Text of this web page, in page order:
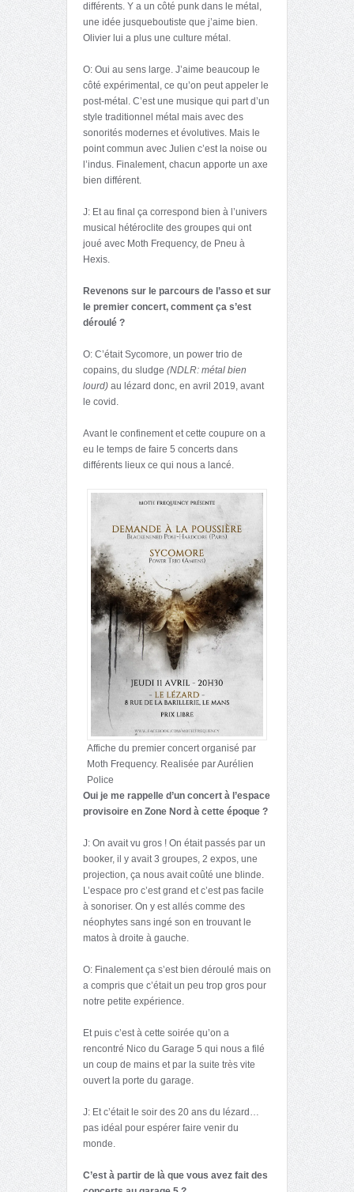
différents. Y a un côté punk dans le métal,
une idée jusqueboutiste que j’aime bien.
Olivier lui a plus une culture métal.
O: Oui au sens large. J’aime beaucoup le
côté expérimental, ce qu’on peut appeler le
post-métal. C’est une musique qui part d’un
style traditionnel métal mais avec des
sonorités modernes et évolutives. Mais le
point commun avec Julien c’est la noise ou
l’indus. Finalement, chacun apporte un axe
bien différent.
J: Et au final ça correspond bien à l’univers
musical hétéroclite des groupes qui ont
joué avec Moth Frequency, de Pneu à
Hexis.
Revenons sur le parcours de l’asso et sur
le premier concert, comment ça s’est
déroulé ?
O: C’était Sycomore, un power trio de
copains, du sludge (NDLR: métal bien
lourd) au lézard donc, en avril 2019, avant
le covid.
Avant le confinement et cette coupure on a
eu le temps de faire 5 concerts dans
différents lieux ce qui nous a lancé.
Affiche du premier concert organisé par
Moth Frequency. Realisée par Aurélien
Police
Oui je me rappelle d’un concert à l’espace
provisoire en Zone Nord à cette époque ?
J: On avait vu gros ! On était passés par un
booker, il y avait 3 groupes, 2 expos, une
projection, ça nous avait coûté une blinde.
L’espace pro c’est grand et c’est pas facile
à sonoriser. On y est allés comme des
néophytes sans ingé son en trouvant le
matos à droite à gauche.
O: Finalement ça s’est bien déroulé mais on
a compris que c’était un peu trop gros pour
notre petite expérience.
Et puis c’est à cette soirée qu’on a
rencontré Nico du Garage 5 qui nous a filé
un coup de mains et par la suite très vite
ouvert la porte du garage.
J: Et c’était le soir des 20 ans du lézard…
pas idéal pour espérer faire venir du
monde.
C’est à partir de là que vous avez fait des